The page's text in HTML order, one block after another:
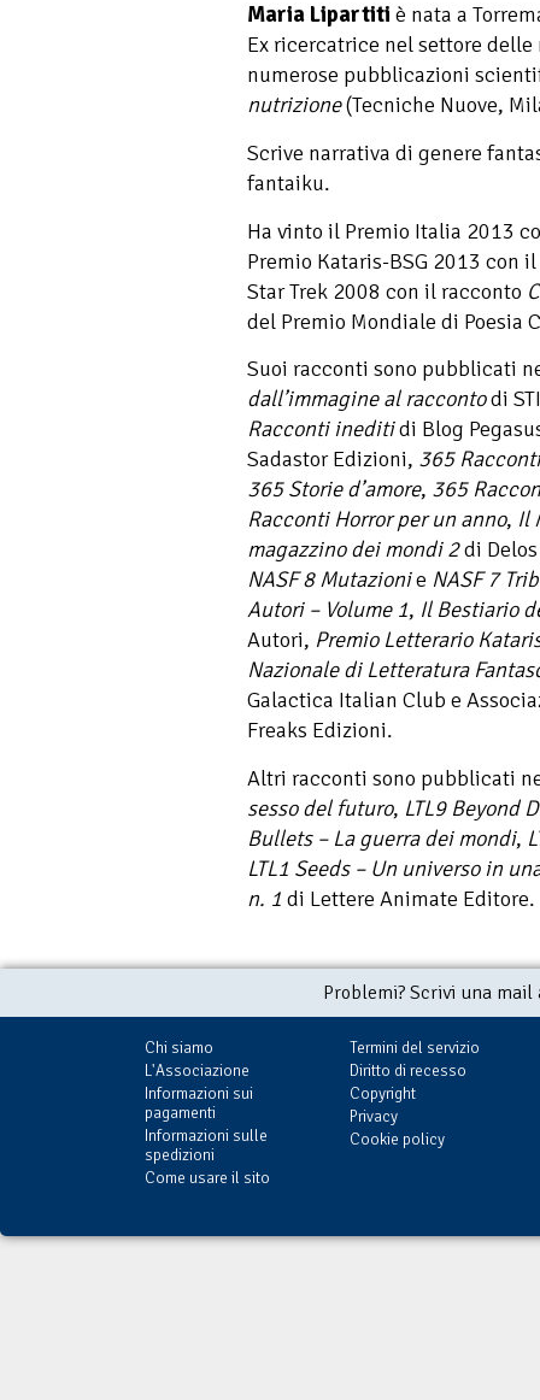
Maria Lipartiti è nata a
Ex ricercatrice nel settore
numerose pubblicazioni
nutrizione(Tecniche Nuove,
Scrive narrativa di genere
fantaiku.
Ha vinto il Premio Italia 2013
Premio Kataris-BSG 2013 con
Star Trek 2008 con il racconto
del Premio Mondiale di Poesia
Suoi racconti sono pubblicati
dall’immagine al raccontodi
Racconti ineditidi Blog
Sadastor Edizioni, 365
365 Storie d’amore, 365
Racconti Horror per un anno, Il
magazzino dei mondi 2di
NASF 8 Mutazionie NASF 7
Autori – Volume 1, Il Bestiario
Autori, Premio Letterario
Nazionale di Letteratura
Galactica Italian Club e
Freaks Edizioni.
Altri racconti sono pubblicati
sesso del futuro, LTL9 Beyond
Bullets – La guerra dei mondi,
LTL1 Seeds – Un universo in
n. 1 di Lettere Animate Editore.
Problemi? Scrivi una
Chi siamo
L'Associazione
Informazioni sui
pagamenti
Informazioni sulle
spedizioni
Come usare il sito
Termini del servizio
Diritto di recesso
Copyright
Privacy
Cookie policy